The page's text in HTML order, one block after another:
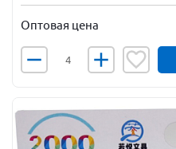
Оптовая цена